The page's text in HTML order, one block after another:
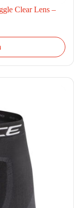
Clear Lens –